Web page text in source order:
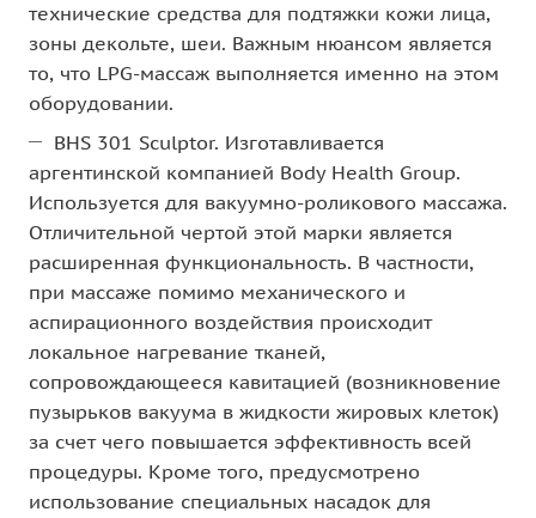
технические средства для подтяжки кожи лица,
зоны декольте, шеи. Важным нюансом является
то, что LPG-массаж выполняется именно на этом
оборудовании.
BHS 301 Sculptor. Изготавливается
аргентинской компанией Body Health Group.
Используется для вакуумно-роликового массажа.
Отличительной чертой этой марки является
расширенная функциональность. В частности,
при массаже помимо механического и
аспирационного воздействия происходит
локальное нагревание тканей,
сопровождающееся кавитацией (возникновение
пузырьков вакуума в жидкости жировых клеток)
за счет чего повышается эффективность всей
процедуры. Кроме того, предусмотрено
использование специальных насадок для